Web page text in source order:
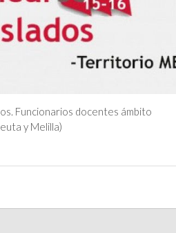
Funcionarios docentes ámbito
y Melilla)